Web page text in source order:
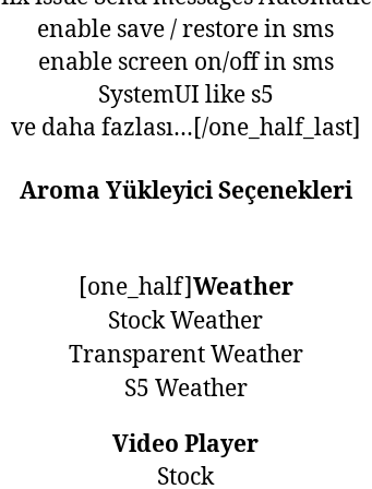
enable save / restore in sms
enable screen on/off in sms
SystemUI like s5
ve daha fazlası…[/one_half_last]
Aroma Yükleyici Seçenekleri
[one_half]Weather
Stock Weather
Transparent Weather
S5 Weather
Video Player
Stock